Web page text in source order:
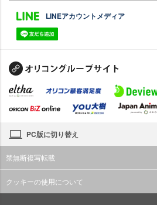
LINEアカウントメディア
PC版に切り替え
禁無断複写転載
クッキーの使用について